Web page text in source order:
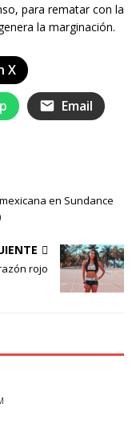
para rematar con la
la marginación.
X
Email
en Sundance
rojo